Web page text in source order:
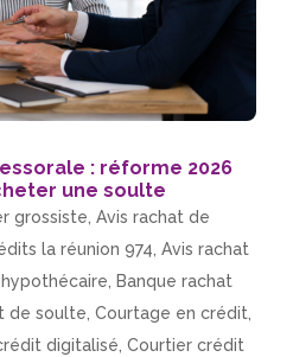
: réforme 2026
une soulte
grossiste,Avis rachat de
la réunion 974,Avis rachat
, Banque rachat
de soulte,Courtage en crédit,
digitalisé,Courtier crédit